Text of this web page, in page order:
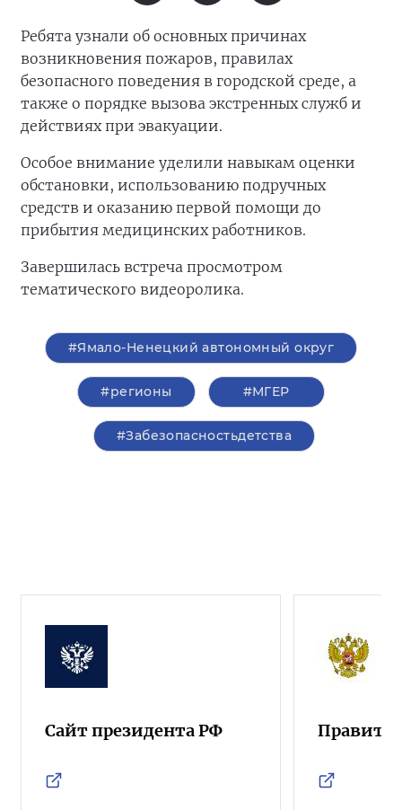
Ребята узнали об основных причинах
возникновения пожаров, правилах
безопасного поведения в городской среде, а
также о порядке вызова экстренных служб и
действиях при эвакуации.
Особое внимание уделили навыкам оценки
обстановки, использованию подручных
средств и оказанию первой помощи до
прибытия медицинских работников.
Завершилась встреча просмотром
тематического видеоролика.
#Ямало-Ненецкий автономный округ
#регионы #‎МГЕР‬
#Забезопасностьдетства
Сайт президента РФ